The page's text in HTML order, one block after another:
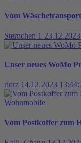
Vom
Sternchen 1
Unser neues WoMo
rlorz 14.12.2023
Wohnmobile
Vom Postkoffer zum